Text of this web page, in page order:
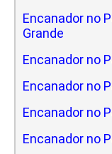
Encanador no
Grande
Encanador no
Encanador no
Encanador no
Encanador no